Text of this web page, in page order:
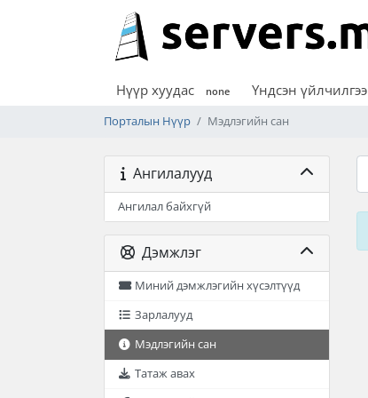
Нүүр хуудас none Үндсэн үйлчилгээ
Порталын Нүүр Мэдлэгийн сан
Ангилалууд
Ангилал байхгүй
Дэмжлэг
Миний дэмжлэгийн хүсэлтүүд
Зарлалууд
Мэдлэгийн сан
Татаж авах